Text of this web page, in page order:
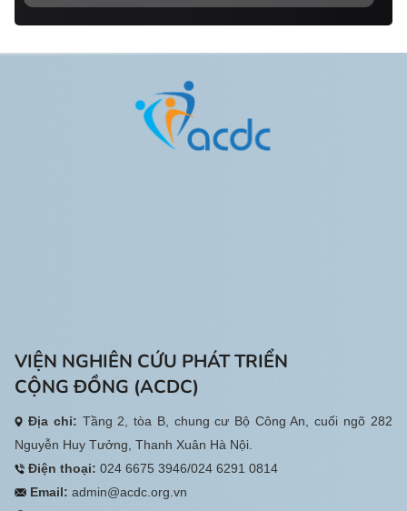
ngày 17/6/2010, có hiệu lực từ ngày
01/01/2011.
VIỆN NGHIÊN CỨU PHÁT TRIỂN
CỘNG ĐỒNG (ACDC)
Địa chỉ: Tầng 2, tòa B, chung cư Bộ Công An, cuối ngõ 282
Nguyễn Huy Tưởng, Thanh Xuân Hà Nội.
Điện thoại: 024 6675 3946/024 6291 0814
Email: admin@acdc.org.vn